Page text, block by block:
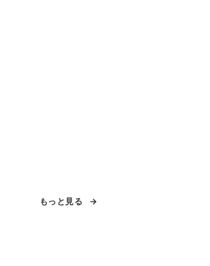
もっと見る